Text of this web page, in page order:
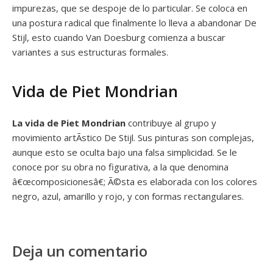
impurezas, que se despoje de lo particular. Se coloca en
una postura radical que finalmente lo lleva a abandonar De
Stijl, esto cuando Van Doesburg comienza a buscar
variantes a sus estructuras formales.
Vida de Piet Mondrian
La vida de Piet Mondrian contribuye al grupo y
movimiento artÃ­stico De Stijl. Sus pinturas son complejas,
aunque esto se oculta bajo una falsa simplicidad. Se le
conoce por su obra no figurativa, a la que denomina
â€œcomposicionesâ€; Ã©sta es elaborada con los colores
negro, azul, amarillo y rojo, y con formas rectangulares.
Deja un comentario